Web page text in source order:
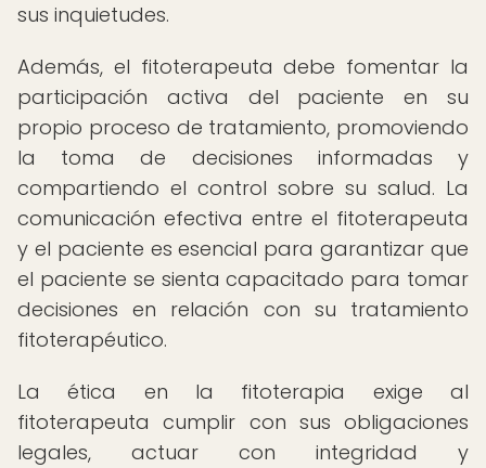
sus inquietudes.
Además, el fitoterapeuta debe fomentar la
participación activa del paciente en su
propio proceso de tratamiento, promoviendo
la toma de decisiones informadas y
compartiendo el control sobre su salud. La
comunicación efectiva entre el fitoterapeuta
y el paciente es esencial para garantizar que
el paciente se sienta capacitado para tomar
decisiones en relación con su tratamiento
fitoterapéutico.
La ética en la fitoterapia exige al
fitoterapeuta cumplir con sus obligaciones
legales, actuar con integridad y